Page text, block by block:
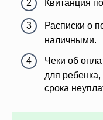
Квитанция
Расписки о
наличными.
Чеки об
для
срока